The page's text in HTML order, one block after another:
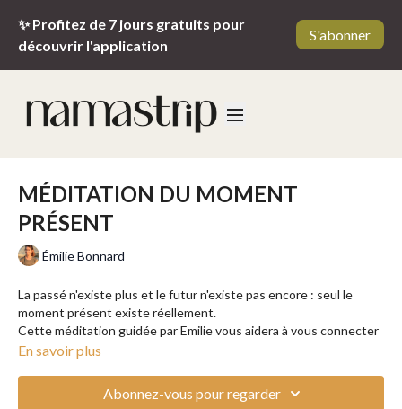
✨ Profitez de 7 jours gratuits pour
découvrir l'application
S'abonner
MÉDITATION DU MOMENT
PRÉSENT
Émilie Bonnard
La passé n'existe plus et le futur n'existe pas encore : seul le
moment présent existe réellement.
Cette méditation guidée par Emilie vous aidera à vous connecter
à cet instant précieux...
En savoir plus
Abonnez-vous pour regarder